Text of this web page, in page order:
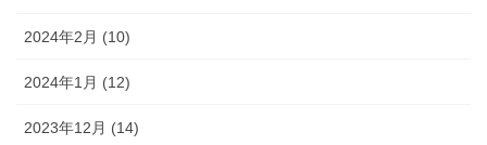
2024年2月 (10)
2024年1月 (12)
2023年12月 (14)